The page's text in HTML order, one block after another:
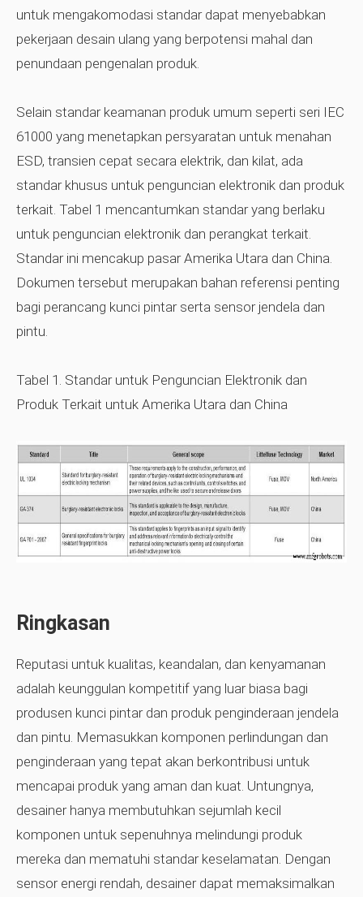
untuk mengakomodasi standar dapat menyebabkan
pekerjaan desain ulang yang berpotensi mahal dan
penundaan pengenalan produk.
Selain standar keamanan produk umum seperti seri IEC
61000 yang menetapkan persyaratan untuk menahan
ESD, transien cepat secara elektrik, dan kilat, ada
standar khusus untuk penguncian elektronik dan produk
terkait. Tabel 1 mencantumkan standar yang berlaku
untuk penguncian elektronik dan perangkat terkait.
Standar ini mencakup pasar Amerika Utara dan China.
Dokumen tersebut merupakan bahan referensi penting
bagi perancang kunci pintar serta sensor jendela dan
pintu.
Tabel 1. Standar untuk Penguncian Elektronik dan
Produk Terkait untuk Amerika Utara dan China
Ringkasan
Reputasi untuk kualitas, keandalan, dan kenyamanan
adalah keunggulan kompetitif yang luar biasa bagi
produsen kunci pintar dan produk penginderaan jendela
dan pintu. Memasukkan komponen perlindungan dan
penginderaan yang tepat akan berkontribusi untuk
mencapai produk yang aman dan kuat. Untungnya,
desainer hanya membutuhkan sejumlah kecil
komponen untuk sepenuhnya melindungi produk
mereka dan mematuhi standar keselamatan. Dengan
sensor energi rendah, desainer dapat memaksimalkan